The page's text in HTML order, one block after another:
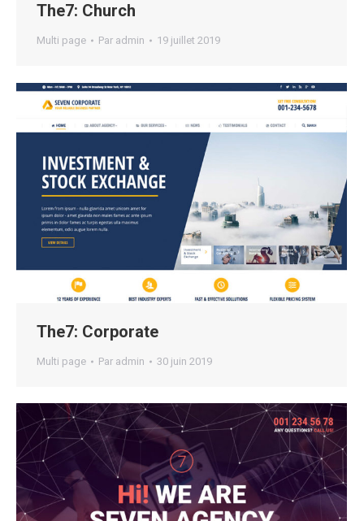
The7: Church
Multi page Par admin 19 juillet 2019
The7: Corporate
Multi page Par admin 30 juin 2019